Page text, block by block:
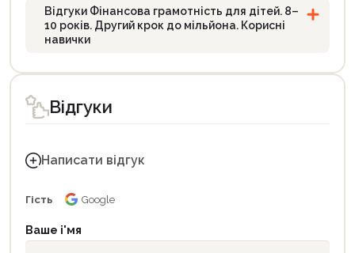
Відгуки Фінансова грамотність для дітей. 8–
10 років. Другий крок до мільйона. Корисні
навички
Відгуки
Написати відгук
Гість Google
Ваше і'мя